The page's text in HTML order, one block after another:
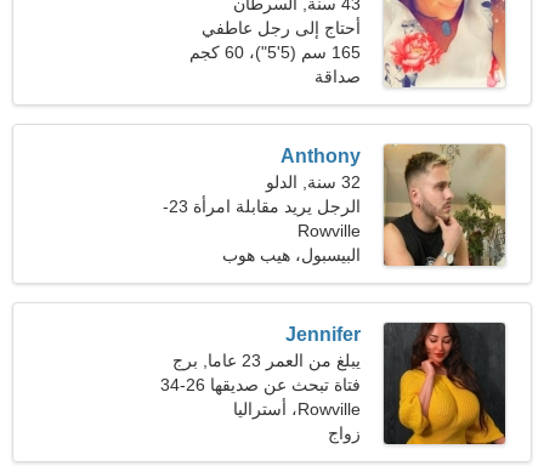
أحتاج إلى رجل عاطفي
للسفر معًا
165 سم (5'5")، 60 كجم
(132 رطلا)
صداقة
Anthony
32 سنة, الدلو
الرجل يريد مقابلة امرأة 23-
30
Rowville
البيسبول، هيب هوب
Jennifer
يبلغ من العمر 23 عاما, برج
العذراء
فتاة تبحث عن صديقها 26-34
Rowville، أستراليا
زواج